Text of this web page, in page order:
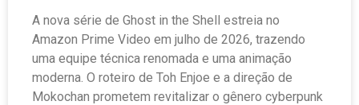
A nova série de Ghost in the Shell estreia no
Amazon Prime Video em julho de 2026, trazendo
uma equipe técnica renomada e uma animação
moderna. O roteiro de Toh Enjoe e a direção de
Mokochan prometem revitalizar o gênero cyberpunk